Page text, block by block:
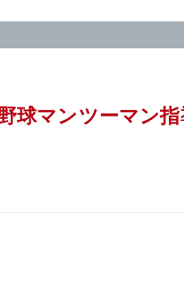
球マンツーマン